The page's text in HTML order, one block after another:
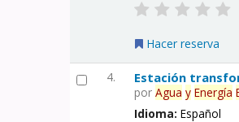
Hacer reserva
4. Estación
porAgua y Energía
Idioma:Español